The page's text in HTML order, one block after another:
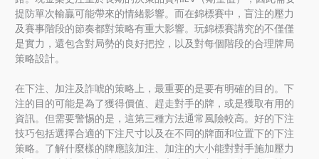
提防單次輸贏可能帶來的情緒影響。而在錦標賽中，盲注的壓力
及賽事階段的節奏都對策略有重大影響。玩錦標賽講究的不僅僅
是實力，還包含對局勢的良好把控，以及對每個階段的合理牌局
策略設計。
在下注、加注及詐唬的策略上，最重要的是要有明確的目的。下
注的目的可能是為了獲得價值、趕走對手的牌，或是獲取有用的
資訊。但需要警惕的是，這第三種方法通常風險較高。好的下注
技巧包括選擇合適的下注尺寸以及在不同的牌面和位置下的下注
策略。了解什麼樣的牌應該加注、加注的大小能對對手施加壓力